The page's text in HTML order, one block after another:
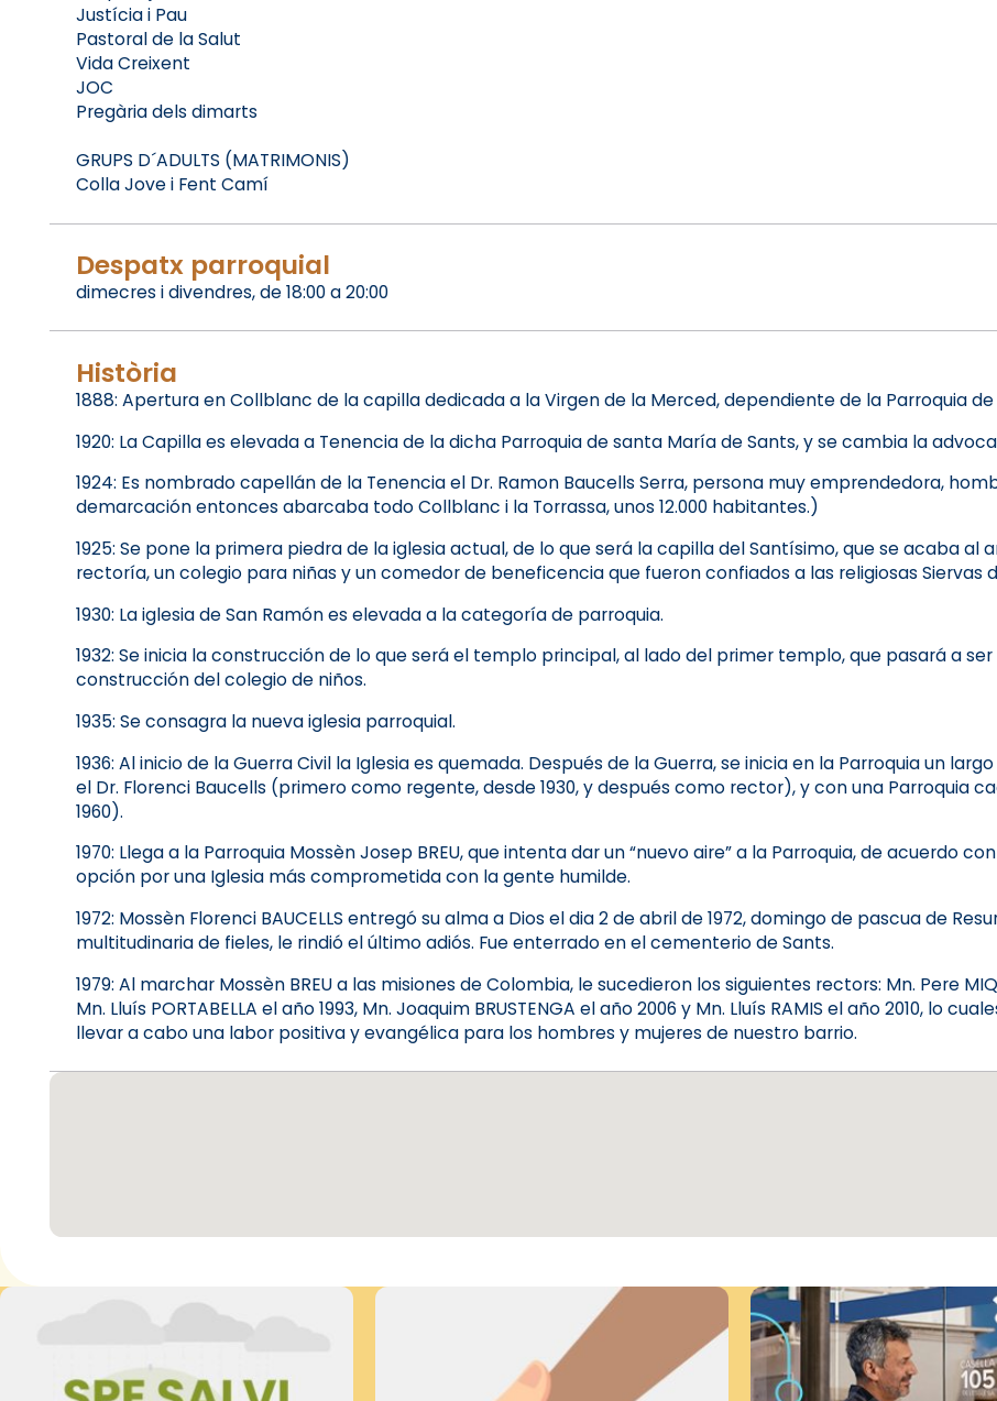
Justícia i Pau
Pastoral de la Salut
Vida Creixent
JOC
Pregària dels dimarts
GRUPS D´ADULTS (MATRIMONIS)
Colla Jove i Fent Camí
Despatx parroquial
dimecres i divendres, de 18:00 a 20:00
Història
1888: Apertura en Collblanc de la capilla dedicada a la Virgen de la Merced, dependiente de la Parroquia
1920: La Capilla es elevada a Tenencia de la dicha Parroquia de santa María de Sants, y se cambia la
1924: Es nombrado capellán de la Tenencia el Dr. Ramon Baucells Serra, persona muy emprendedora,
demarcación entonces abarcaba todo Collblanc i la Torrassa, unos 12.000 habitantes.)
1925: Se pone la primera piedra de la iglesia actual, de lo que será la capilla del Santísimo, que se acaba al
rectoría, un colegio para niñas y un comedor de beneficencia que fueron confiados a las religiosas Siervas
1930: La iglesia de San Ramón es elevada a la categoría de parroquia.
1932: Se inicia la construcción de lo que será el templo principal, al lado del primer templo, que pasará a
construcción del colegio de niños.
1935: Se consagra la nueva iglesia parroquial.
1936: Al inicio de la Guerra Civil la Iglesia es quemada. Después de la Guerra, se inicia en la Parroquia un
el Dr. Florenci Baucells (primero como regente, desde 1930, y después como rector), y con una Parroquia
1960).
1970: Llega a la Parroquia Mossèn Josep BREU, que intenta dar un “nuevo aire” a la Parroquia, de acuerdo
opción por una Iglesia más comprometida con la gente humilde.
1972: Mossèn Florenci BAUCELLS entregó su alma a Dios el dia 2 de abril de 1972, domingo de pascua de
multitudinaria de fieles, le rindió el último adiós. Fue enterrado en el cementerio de Sants.
1979: Al marchar Mossèn BREU a las misiones de Colombia, le sucedieron los siguientes rectors: Mn. Pere
Mn. Lluís PORTABELLA el año 1993, Mn. Joaquim BRUSTENGA el año 2006 y Mn. Lluís RAMIS el año 2010, lo
llevar a cabo una labor positiva y evangélica para los hombres y mujeres de nuestro barrio.